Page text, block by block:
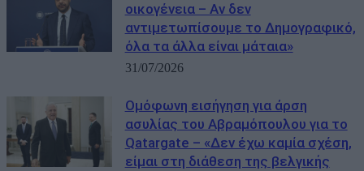
οικογένεια – Αν δεν
αντιμετωπίσουμε το Δημογραφικό,
όλα τα άλλα είναι μάταια»
31/07/2026
Ομόφωνη εισήγηση για άρση
ασυλίας του Αβραμόπουλου για το
Qatargate – «Δεν έχω καμία σχέση,
είμαι στη διάθεση της βελγικής